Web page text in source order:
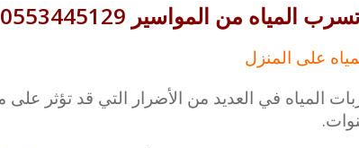
من المواسير 0553445129
على المنزل
المياه في العديد من الأضرار التي قد تؤثر